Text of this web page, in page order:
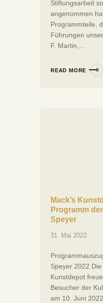
Stiftungsarbeit
angenommen
Programmteile,
Führungen
F. Martin,…
READ MORE
Mack’s
Programm
Speyer
31. Mai 2022
Speyer 2022
Kunstdepot
Besucher der
am 10. Juni